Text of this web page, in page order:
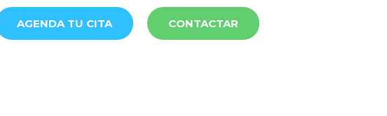
AGENDA TU CITA CONTACTAR